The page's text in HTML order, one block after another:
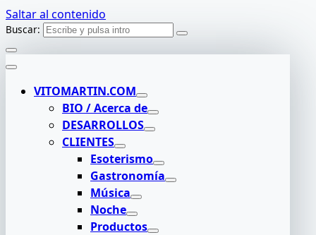
Saltar al contenido
Buscar:
VITOMARTIN.COM
BIO / Acerca de
DESARROLLOS
CLIENTES
Esoterismo
Gastronomía
Música
Noche
Productos